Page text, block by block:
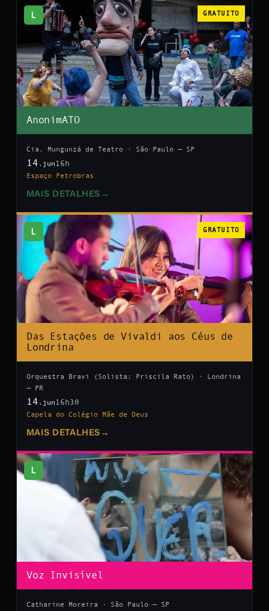
L GRATUITO
AnonimATO
Cia. Mungunzá de Teatro · São Paulo — SP
14 .jun 16h
Espaço Petrobras
MAIS DETALHES →
L GRATUITO
Das Estações de Vivaldi aos Céus de
Londrina
Orquestra Bravi (Solista: Priscila Rato) · Londrina
— PR
14 .jun 16h30
Capela do Colégio Mãe de Deus
MAIS DETALHES →
L
Voz Invisível
Catharine Moreira · São Paulo — SP